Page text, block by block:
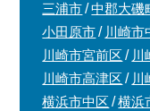
三浦市 中郡大磯
小田原市
川崎市
川崎市宮前区
川
川崎市高津区
川
横浜市中区
横浜